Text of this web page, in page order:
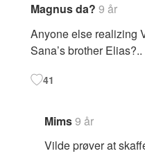
Magnus da? 9 år
Anyone else realizing
Sana’s brother Elias?..
41
Mims9 år
Vilde prøver at